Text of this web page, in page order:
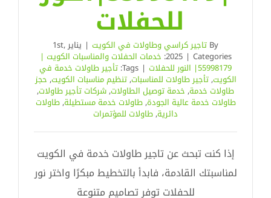
للحفلات
By تاجير كراسي وطاولات في الكويت | يناير 1st,
2025 | Categories: خدمات الحفلات والمناسبات الكويت |
55998179| النور للحفلات |
Tags: تأجير طاولات خدمة في
الكويت,تأجير طاولات للمناسبات,تنظيم مناسبات الكويت, حجز
طاولات خدمة, خدمة توصيل الطاولات,شركات تأجير طاولات,
طاولات خدمة عالية الجودة,طاولات خدمة مستطيلة,طاولات
دائرية,طاولات للمؤتمرات
إذا كنت تبحث عن تاجير طاولات خدمة في الكويت
لمناسبتك القادمة، فابدأ بالتخطيط مبكرًا واختر نور
للحفلات توفر تصاميم متنوعة